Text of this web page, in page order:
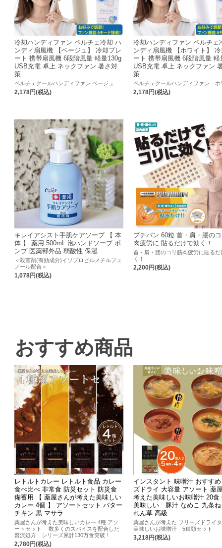
冷却ハンディファン ペルチェ冷却 ハ
ンディ扇風機 【ベージュ】 冷却プレ
ート 携帯扇風機 6段階風量 軽量130g
USB充電 卓上 ネックファン 暑さ対
策
ペルチェクールハンディファン ベージュ
2,178円(税込)
冷却ハンディファン ペルチェ
ンディ扇風機 【ホワイト】
ート 携帯扇風機 6段階風量 軽
USB充電 卓上 ネックファン
策
ペルチェクールハンディファン ホ
2,178円(税込)
キレイアシスト手肌ケアソープ 【 本
体 】 薬用 500mL 泡ハンドソープ ポ
ンプ 医薬部外品 弱酸性 保湿
＜殺菌剤(有効成分)イソプロピルメチルフェ
ノール配合＞
1,078円(税込)
プチバン 60粒 首・肩・腰の
肉疲労に 貼るだけで効く！
首・肩・腰のコリ筋肉疲労に貼るだ
く！
2,200円(税込)
おすすめ商品
レトルトカレー レトルト食品 カレー
食べ比べ 非常食 防災セット 防災食
備蓄用 【 薬屋さんが考えた美味しい
カレー 4個 】 アソートセット バター
チキン 黒 マサラ
薬屋さんが考えた美味しいカレー 4種 アソ
ートセット 数多くのスパイスを配合した
贅沢処方 シリーズ累計130万食突破！
2,780円(税込)
インスタント 味噌汁 おすす
ズドライ 大容量 アソート 薬
考えた美味しいお味噌汁 20食
美味しい 豚汁 なめこ 九条ね
れん草 高級
薬屋さんが考えた フリーズドライ
美味しいお味噌汁 5種類セット
3,218円(税込)